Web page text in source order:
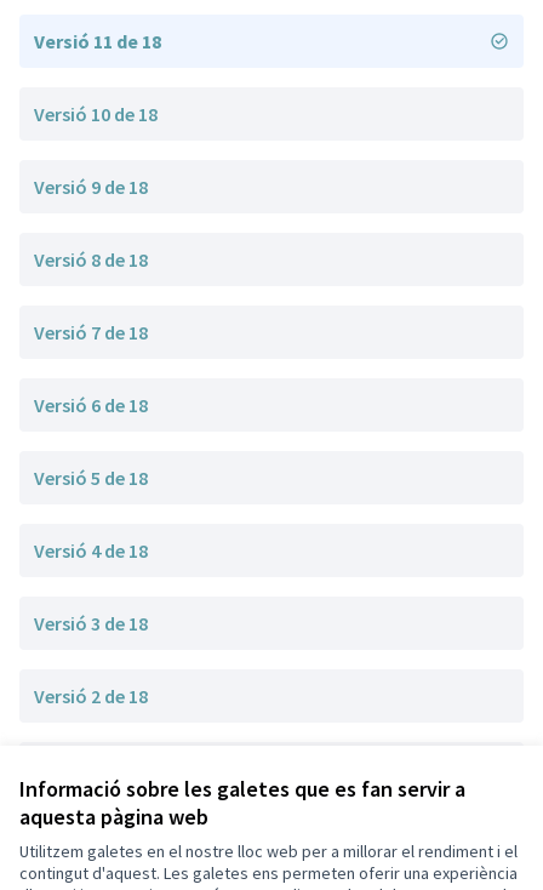
Informació sobre les galetes que es fan servir a
aquesta pàgina web
Utilitzem galetes en el nostre lloc web per a millorar el rendiment i el
contingut d'aquest. Les galetes ens permeten oferir una experiència
Versió 11 de 18
Versió 10 de 18
Versió 9 de 18
Versió 8 de 18
Versió 7 de 18
Versió 6 de 18
Versió 5 de 18
Versió 4 de 18
Versió 3 de 18
Versió 2 de 18
Termes i condicions d'ús
Configuració de les galetes